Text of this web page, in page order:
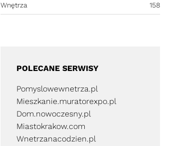
Wnętrza 158
POLECANE SERWISY
Pomyslowewnetrza.pl
Mieszkanie.muratorexpo.pl
Dom.nowoczesny.pl
Miastokrakow.com
Wnetrzanacodzien.pl